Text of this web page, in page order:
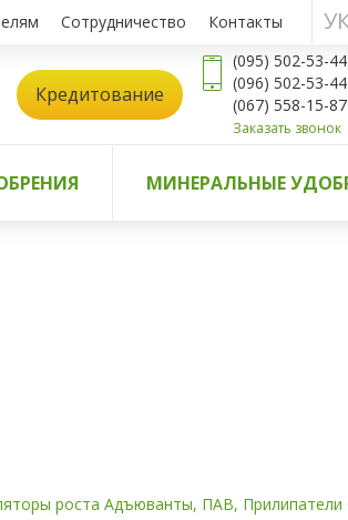
Сотрудничество Контакты
Кредитование
(095) 502-53-44
(096) 502-53-44
(067) 558-15-87
Заказать звонок
МИНЕРАЛЬНЫЕ
роста Адъюванты, ПАВ, Прилипатели